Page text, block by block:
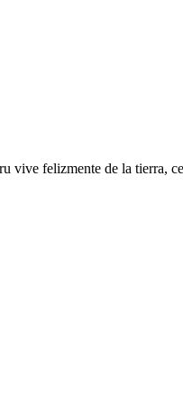
vive felizmente de la tierra,